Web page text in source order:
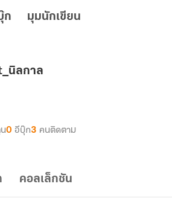
ก มุมนักเขียน
นิลกาล
0 อีบุ๊ก3 คนติดตาม
คอลเล็กชัน